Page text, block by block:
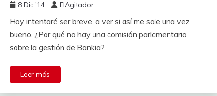
8 Dic ’14 ElAgitador
Hoy intentaré ser breve, a ver si así me sale una vez
bueno. ¿Por qué no hay una comisión parlamentaria
sobre la gestión de Bankia?
Leer más